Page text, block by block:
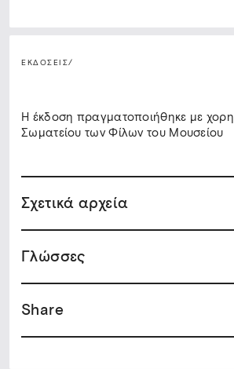
ΕΚΔΟΣΕΙΣ/
Η έκδοση πραγματοποιήθηκε με
Σωματείου των Φίλων του Μουσείου
Σχετικά αρχεία
Γλώσσες
Share